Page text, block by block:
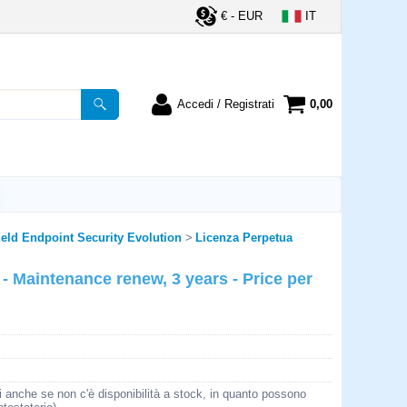
€ - EUR IT
Accedi / Registrati
password e poi
"Accedi"
password?
0,00
Endpoint Security Evolution Licenza Perpetua
Maintenance renew, 3 years - Price per
se non c'è disponibilità a stock, in quanto possono